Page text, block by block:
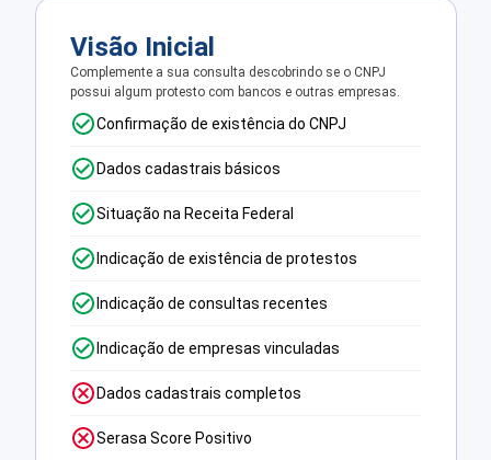
Visão Inicial
Complemente a sua consulta descobrindo se o CNPJ
possui algum protesto com bancos e outras empresas.
Confirmação de existência do CNPJ
Dados cadastrais básicos
Situação na Receita Federal
Indicação de existência de protestos
Indicação de consultas recentes
Indicação de empresas vinculadas
Dados cadastrais completos
Serasa Score Positivo